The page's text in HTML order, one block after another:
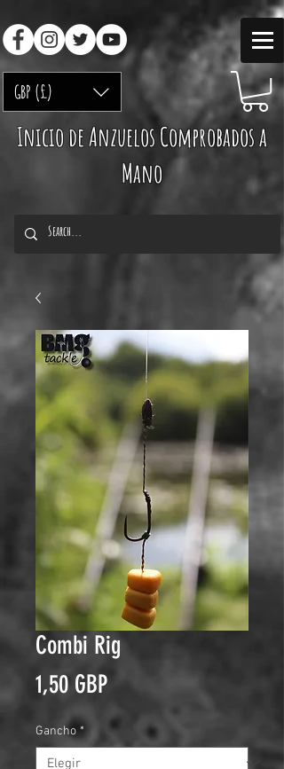
GBP (£)
Inicio de Anzuelos Comprobados a
Mano
Combi Rig
1,50 GBPPrecio
Gancho *